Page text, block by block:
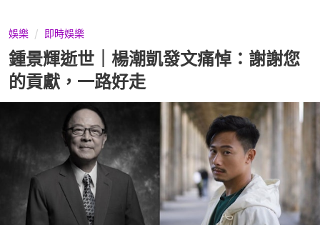
娛樂 即時娛樂
鍾景輝逝世｜楊潮凱發文痛悼：謝謝您
的貢獻，一路好走